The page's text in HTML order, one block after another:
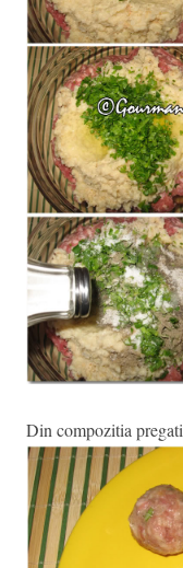
Din compozitia